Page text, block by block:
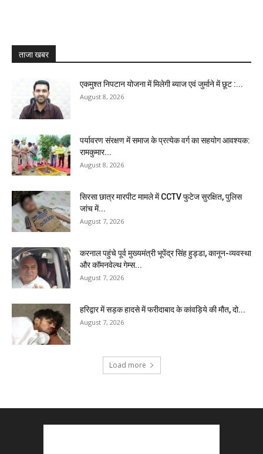
ताजा खबर
एकमुश्त निपटान योजना में मिलेगी ब्याज एवं जुर्माने में छूट :...
August 8, 2026
पर्यावरण संरक्षण में समाज के प्रत्येक वर्ग का सहयोग आवश्यक:
रामकुमार...
August 8, 2026
सिरसा छात्र मारपीट मामले में CCTV फुटेज सुरक्षित, पुलिस
जांच में...
August 7, 2026
करनाल पहुंचे पूर्व मुख्यमंत्री भूपेंद्र सिंह हुड्डा, कानून-व्यवस्था
और कॉमनवेल्थ गेम्स...
August 7, 2026
हरिद्वार में सड़क हादसे में फरीदाबाद के कांवड़िये की मौत, दो...
August 7, 2026
Load more